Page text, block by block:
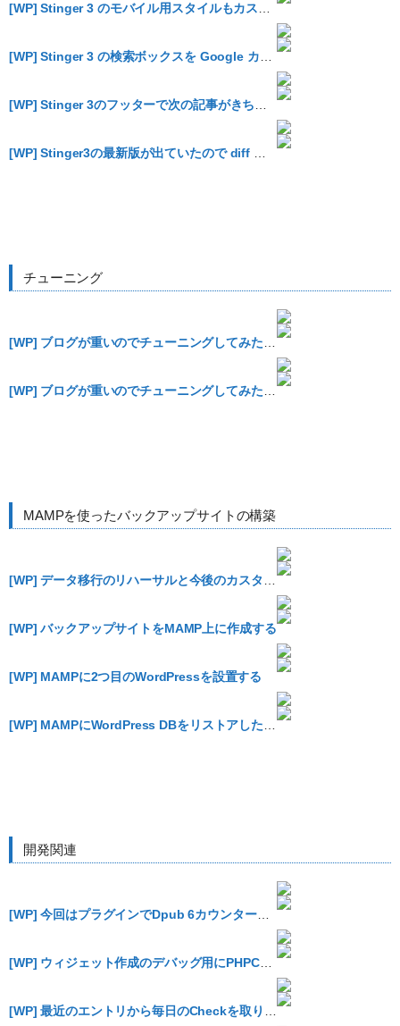
チューニング
MAMPを使ったバックアップサイトの構築
[WP] バックアップサイトをMAMP上に作成する
[WP] MAMPに2つ目のWordPressを設置する
開発関連
[WP] 今回はプラグインでDpub 6カウンターを設置してみました #dpub6
[WP] ウィジェット作成のデバッグ用にPHPConsoleを導入したが…